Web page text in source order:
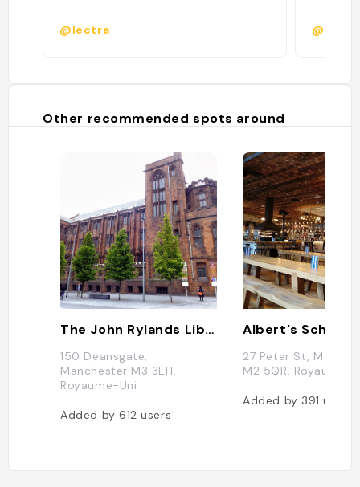
@lectra
Other recommended spots around
The John Rylands Library
150 Deansgate,
Manchester M3 3EH,
Royaume-Uni
Added by612users
Albert's Schloss
27 Peter St,
M2 5QR, Royaume-
Added by 391users